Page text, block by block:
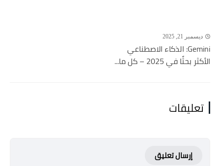
ديسمبر 21, 2025
Gemini: الذكاء الاصطناعي
الأكثر بحثًا في 2025 – كل ما...
تعليقات
إرسال تعليق